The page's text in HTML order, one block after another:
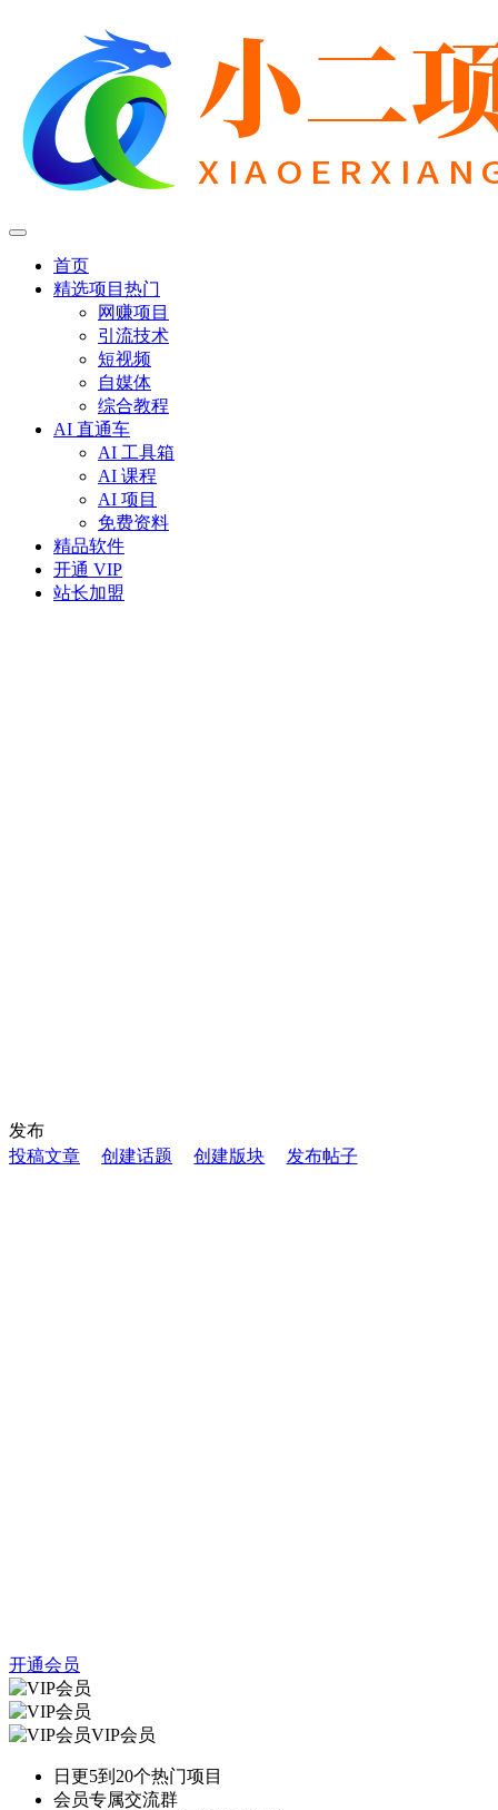
首页
精选项目 热门
网赚项目
引流技术
短视频
自媒体
综合教程
AI 直通车
AI 工具箱
AI 课程
AI 项目
免费资料
精品软件
开通 VIP
站长加盟
发布
投稿文章
创建话题 创建版块 发布帖子
开通会员
VIP会员
日更5到20个热门项目
会员专属交流群